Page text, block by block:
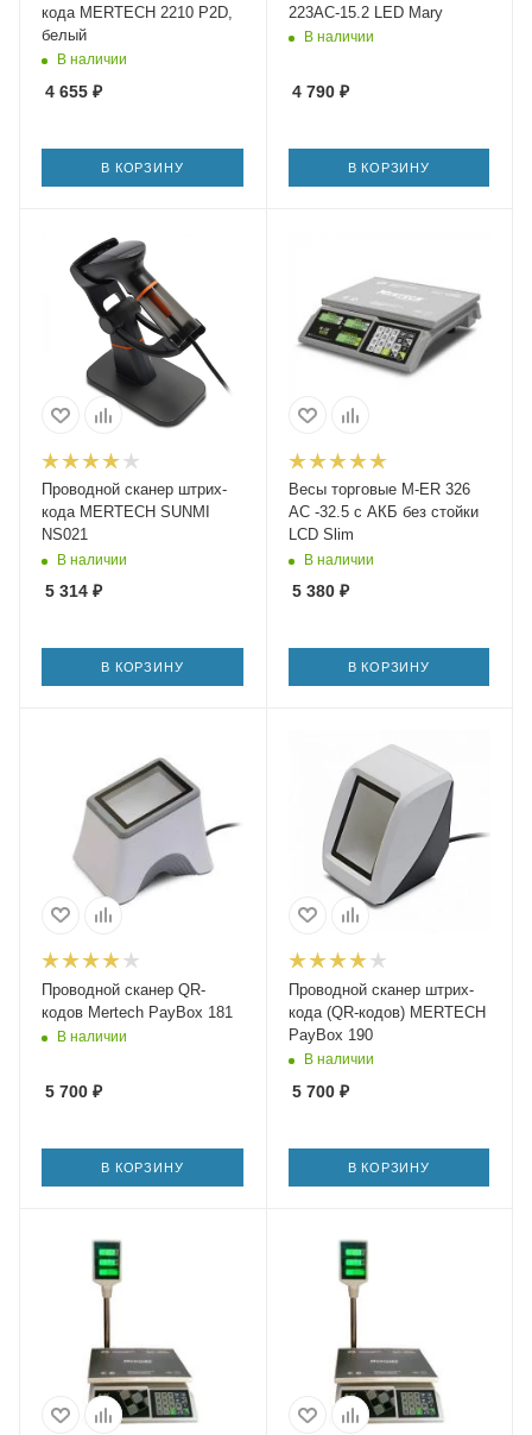
кода MERTECH 2210 P2D,
белый
В наличии
4 655 ₽
В КОРЗИНУ
223AC-15.2 LED Mary
В наличии
4 790₽
В КОРЗИНУ
Проводной сканер штрих-
кода MERTECH SUNMI
NS021
В наличии
5 314 ₽
В КОРЗИНУ
Весы торговые M-ER 326
AC -32.5 с АКБ без стойки
LCD Slim
В наличии
5 380₽
В КОРЗИНУ
Проводной сканер QR-
кодов Mertech PayBox 181
В наличии
5 700 ₽
В КОРЗИНУ
Проводной сканер штрих-
кода (QR-кодов) MERTECH
PayBox 190
В наличии
5 700₽
В КОРЗИНУ